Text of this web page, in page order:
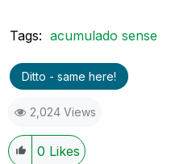
Tags: acumulado sense
Ditto - same here!
2,024 Views
0 Likes